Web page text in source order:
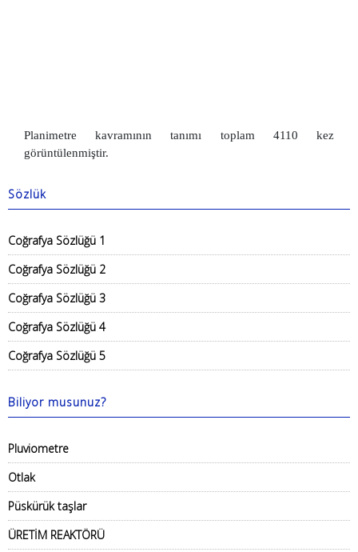
Planimetre kavramının tanımı toplam 4110 kez
görüntülenmiştir.
Sözlük
Coğrafya Sözlüğü 1
Coğrafya Sözlüğü 2
Coğrafya Sözlüğü 3
Coğrafya Sözlüğü 4
Coğrafya Sözlüğü 5
Biliyor musunuz?
Pluviometre
Otlak
Püskürük taşlar
ÜRETİM REAKTÖRÜ